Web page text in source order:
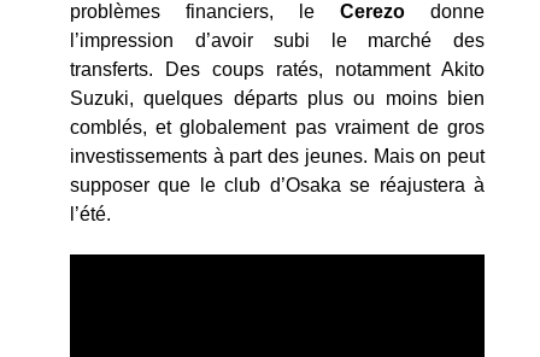
problèmes financiers, le Cerezo donne
l’impression d’avoir subi le marché des
transferts. Des coups ratés, notamment Akito
Suzuki, quelques départs plus ou moins bien
comblés, et globalement pas vraiment de gros
investissements à part des jeunes. Mais on peut
supposer que le club d’Osaka se réajustera à
l’été.